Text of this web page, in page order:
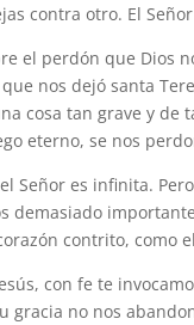
contra otro. El
el perdón que Dios
nos dejó santa
cosa tan grave y
eterno, se nos
Señor es infinita.
demasiado
contrito, como
con fe te
gracia no nos